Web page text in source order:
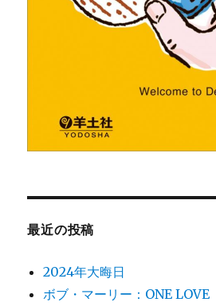
最近の投稿
2024年大晦日
ボブ・マーリー：ONE